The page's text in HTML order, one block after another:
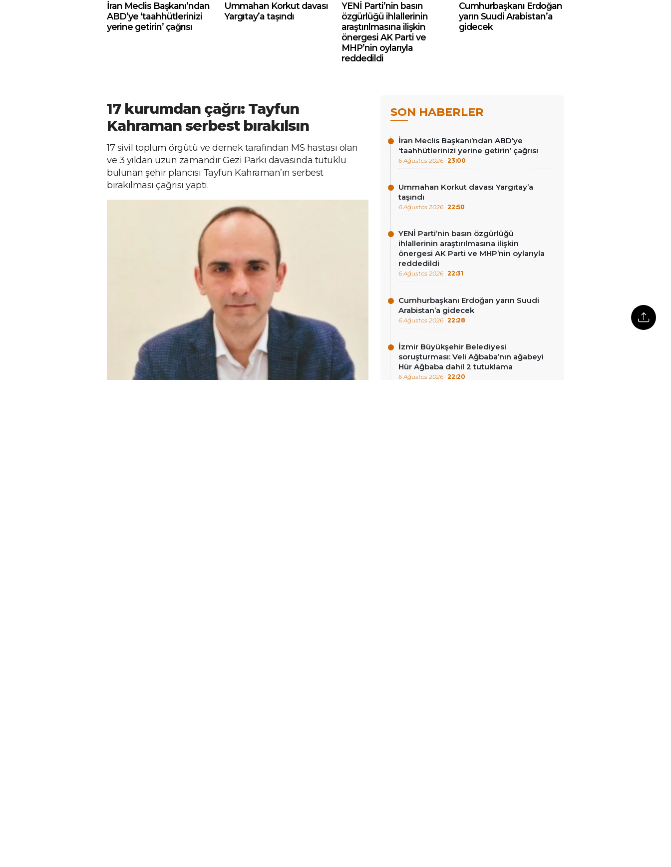
İran Meclis Başkanı’ndan
ABD’ye ‘taahhütlerinizi
yerine getirin’ çağrısı
Ummahan Korkut davası
Yargıtay’a taşındı
YENİ Parti’nin basın
özgürlüğü ihlallerinin
araştırılmasına ilişkin
önergesi AK Parti ve
MHP’nin oylarıyla
reddedildi
Cumhurbaşkanı Erdoğan
yarın Suudi Arabistan’a
gidecek
17 kurumdan çağrı: Tayfun
Kahraman serbest bırakılsın
17 sivil toplum örgütü ve dernek tarafından MS hastası olan
ve 3 yıldan uzun zamandır Gezi Parkı davasında tutuklu
bulunan şehir plancısı Tayfun Kahraman’ın serbest
bırakılması çağrısı yaptı.
SON HABERLER
İran Meclis Başkanı’ndan ABD’ye
‘taahhütlerinizi yerine getirin’ çağrısı
6 Ağustos 2026 23:00
Ummahan Korkut davası Yargıtay’a
taşındı
6 Ağustos 2026 22:50
YENİ Parti’nin basın özgürlüğü
ihlallerinin araştırılmasına ilişkin
önergesi AK Parti ve MHP’nin oylarıyla
reddedildi
6 Ağustos 2026 22:31
Cumhurbaşkanı Erdoğan yarın Suudi
Arabistan’a gidecek
6 Ağustos 2026 22:28
İzmir Büyükşehir Belediyesi
soruşturması: Veli Ağbaba’nın ağabeyi
Hür Ağbaba dahil 2 tutuklama
6 Ağustos 2026 22:20